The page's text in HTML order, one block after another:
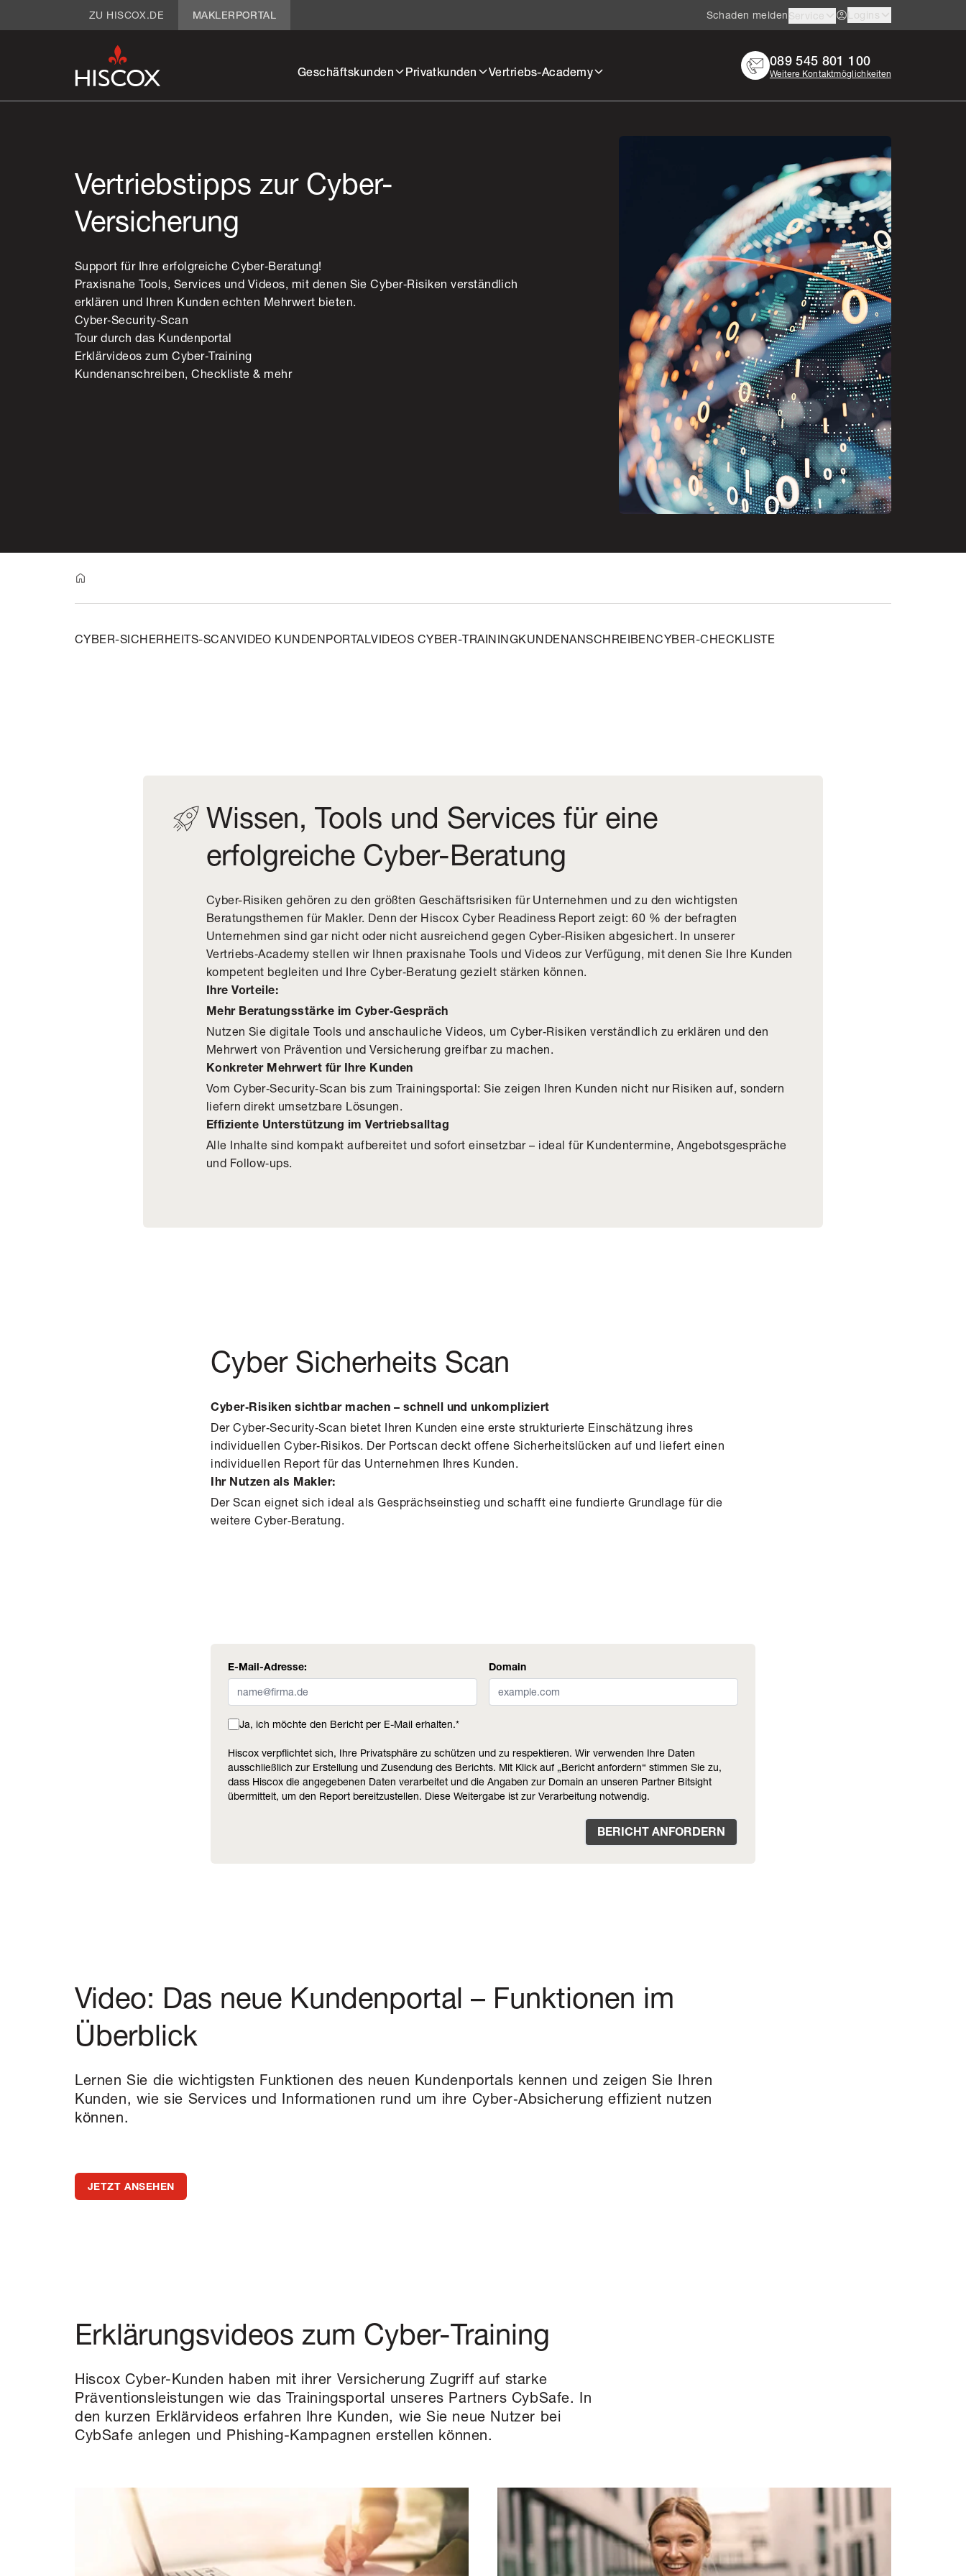
Geschäftskunden Privatkunden Vertriebs-Academy
089 545 801 100
Weitere Kontaktmöglichkeiten
ZU HISCOX.DE MAKLERPORTAL Schaden meldenService Logins
Vertriebstipps zur Cyber-
Versicherung
Support für Ihre erfolgreiche Cyber‑Beratung!
Praxisnahe Tools, Services und Videos, mit denen Sie Cyber‑Risiken verständlich
erklären und Ihren Kunden echten Mehrwert bieten.
Cyber‑Security‑Scan
Tour durch das Kundenportal
Erklärvideos zum Cyber‑Training
Kundenanschreiben, Checkliste & mehr
CYBER-SICHERHEITS-SCANVIDEO KUNDENPORTALVIDEOS CYBER-TRAININGKUNDENANSCHREIBENCYBER-CHECKLISTE
Wissen, Tools und Services für eine
erfolgreiche Cyber-Beratung
Cyber-Risiken gehören zu den größten Geschäftsrisiken für Unternehmen und zu den wichtigsten
Beratungsthemen für Makler. Denn der Hiscox Cyber Readiness Report zeigt: 60 % der befragten
Unternehmen sind gar nicht oder nicht ausreichend gegen Cyber-Risiken abgesichert. In unserer
Vertriebs‑Academy stellen wir Ihnen praxisnahe Tools und Videos zur Verfügung, mit denen Sie Ihre Kunden
kompetent begleiten und Ihre Cyber‑Beratung gezielt stärken können.
Ihre Vorteile:
Mehr Beratungsstärke im Cyber‑Gespräch
Nutzen Sie digitale Tools und anschauliche Videos, um Cyber‑Risiken verständlich zu erklären und den
Mehrwert von Prävention und Versicherung greifbar zu machen.
Konkreter Mehrwert für Ihre Kunden
Vom Cyber‑Security‑Scan bis zum Trainingsportal: Sie zeigen Ihren Kunden nicht nur Risiken auf, sondern
liefern direkt umsetzbare Lösungen.
Effiziente Unterstützung im Vertriebsalltag
Alle Inhalte sind kompakt aufbereitet und sofort einsetzbar – ideal für Kundentermine, Angebotsgespräche
und Follow‑ups.
Cyber Sicherheits Scan
Cyber‑Risiken sichtbar machen – schnell und unkompliziert
Der Cyber‑Security‑Scan bietet Ihren Kunden eine erste strukturierte Einschätzung ihres
individuellen Cyber‑Risikos. Der Portscan deckt offene Sicherheitslücken auf und liefert einen
individuellen Report für das Unternehmen Ihres Kunden.
Ihr Nutzen als Makler:
Der Scan eignet sich ideal als Gesprächseinstieg und schafft eine fundierte Grundlage für die
weitere Cyber‑Beratung.
E-Mail-Adresse: Domain
Ja, ich möchte den Bericht per E-Mail erhalten.*
Hiscox verpflichtet sich, Ihre Privatsphäre zu schützen und zu respektieren. Wir verwenden Ihre Daten
ausschließlich zur Erstellung und Zusendung des Berichts. Mit Klick auf „Bericht anfordern“ stimmen Sie zu,
dass Hiscox die angegebenen Daten verarbeitet und die Angaben zur Domain an unseren Partner Bitsight
übermittelt, um den Report bereitzustellen. Diese Weitergabe ist zur Verarbeitung notwendig.
BERICHT ANFORDERN
Video: Das neue Kundenportal – Funktionen im
Überblick
Lernen Sie die wichtigsten Funktionen des neuen Kundenportals kennen und zeigen Sie Ihren
Kunden, wie sie Services und Informationen rund um ihre Cyber‑Absicherung effizient nutzen
können.
JETZT ANSEHEN
Erklärungsvideos zum Cyber-Training
Hiscox Cyber-Kunden haben mit ihrer Versicherung Zugriff auf starke
Präventionsleistungen wie das Trainingsportal unseres Partners CybSafe. In
den kurzen Erklärvideos erfahren Ihre Kunden, wie Sie neue Nutzer bei
CybSafe anlegen und Phishing-Kampagnen erstellen können.